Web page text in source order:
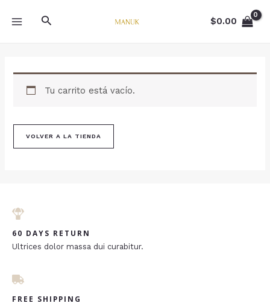
Buscar $0.00
Tu carrito está vacío.
VOLVER A LA TIENDA
60 DAYS RETURN
Ultrices dolor massa dui curabitur.
FREE SHIPPING